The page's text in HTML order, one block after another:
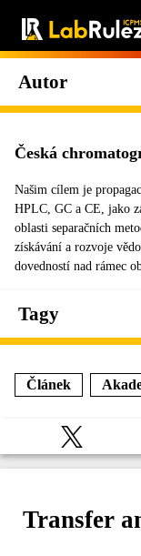
Autor
Česká
Našim cílem je
HPLC, GC a CE, jako
oblasti separačních
získávání a rozvoje
dovedností nad rámec
Tagy
Článek
Transfer